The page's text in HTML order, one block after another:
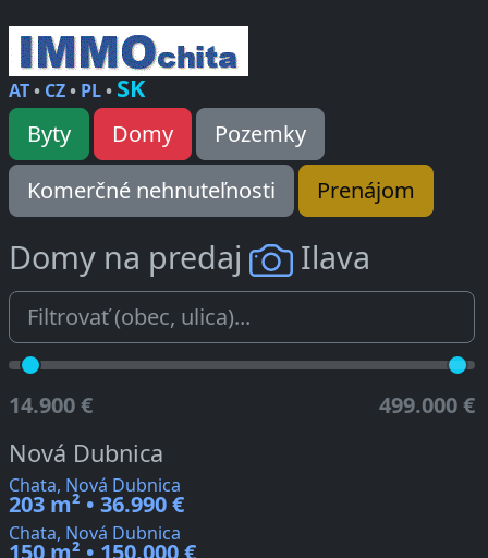
AT• CZ• PL• SK
Byty Domy
Pozemky
Komerčné nehnuteľnosti
Prenájom
Domy na predaj Ilava
14.900 € 499.000 €
Nová Dubnica
Chata, Nová Dubnica
203 m² • 36.990 €
Chata, Nová Dubnica